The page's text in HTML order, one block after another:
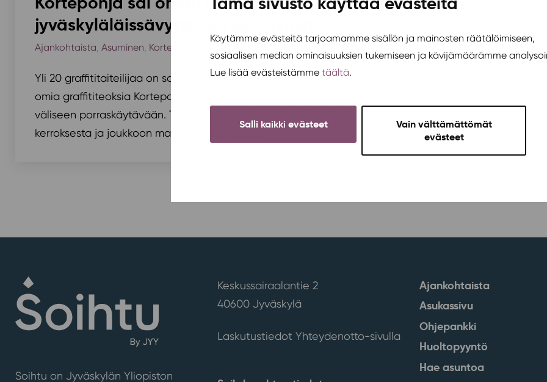
Käytämme evästeitä tarjoamamme sisällön ja mainosten räätälöimiseen,
sosiaalisen median ominaisuuksien tukemiseen ja kävijämäärämme
Lue lisää evästeistämme täältä.
Salli kaikki evästeet
Vain välttämättömät
evästeet
jyväskyläläissävytteisen Berliininsä
Ajankohtaista, Asuminen, Kortepohja Yhteisö
Yli 20 graffititaiteilijaa on saanut joulukuun aikana vapaasti loihtia
omia graffititeoksia Kortepohjan ylioppilaskylän MNOP-talojen
väliseen porraskäytävään. Teoksia löytyy yhteensä yhdeksästä
kerroksesta ja joukkoon mahtuu yhtä monta...
Soihtu on Jyväskylän Yliopiston
Keskussairaalantie 2
40600 Jyväskylä
Laskutustiedot Yhteydenotto-sivulla
Ajankohtaista
Asukassivu
Ohjepankki
Huoltopyyntö
Hae asuntoa